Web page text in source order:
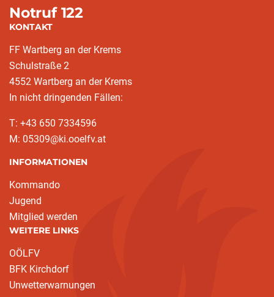
Notruf 122
KONTAKT
FF Wartberg an der Krems
Schulstraße 2
4552 Wartberg an der Krems
In nicht dringenden Fällen:
T: +43 650 7334596
M: 05309@ki.ooelfv.at
INFORMATIONEN
Kommando
Jugend
Mitglied werden
WEITERE LINKS
OÖLFV
BFK Kirchdorf
Unwetterwarnungen